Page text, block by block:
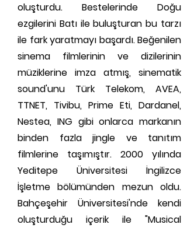
oluşturdu. Bestelerinde Doğu
ezgilerini Batı ile buluşturan bu tarzı
ile fark yaratmayı başardı. Beğenilen
sinema filmlerinin ve dizilerinin
müziklerine imza atmış, sinematik
sound'unu Türk Telekom, AVEA,
TTNET, Tivibu, Prime Eti, Dardanel,
Nestea, ING gibi onlarca markanın
binden fazla jingle ve tanıtım
filmlerine taşımıştır. 2000 yılında
Yeditepe Üniversitesi İngilizce
İşletme bölümünden mezun oldu.
Bahçeşehir Üniversitesi'nde kendi
oluşturduğu içerik ile "Musical